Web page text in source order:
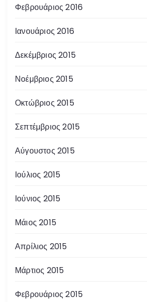
Φεβρουάριος 2016
Ιανουάριος 2016
Δεκέμβριος 2015
Νοέμβριος 2015
Οκτώβριος 2015
Σεπτέμβριος 2015
Αύγουστος 2015
Ιούλιος 2015
Ιούνιος 2015
Μάιος 2015
Απρίλιος 2015
Μάρτιος 2015
Φεβρουάριος 2015